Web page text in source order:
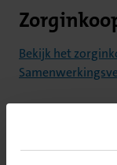
Bekijk het
Neem contact op